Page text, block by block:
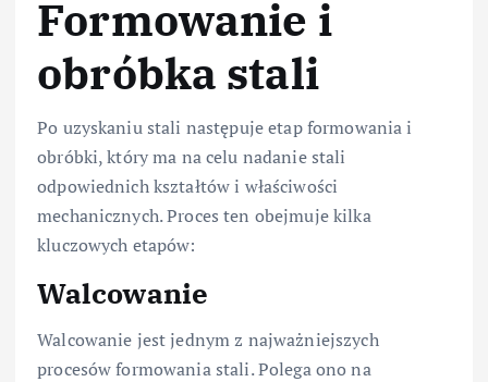
Formowanie i
obróbka stali
Po uzyskaniu stali następuje etap formowania i
obróbki, który ma na celu nadanie stali
odpowiednich kształtów i właściwości
mechanicznych. Proces ten obejmuje kilka
kluczowych etapów:
Walcowanie
Walcowanie jest jednym z najważniejszych
procesów formowania stali. Polega ono na